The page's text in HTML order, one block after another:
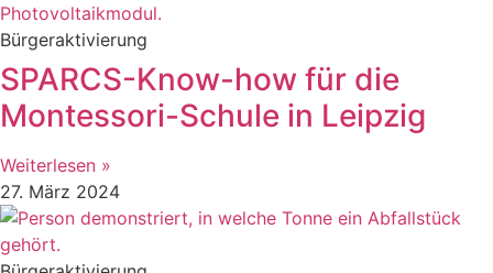
Bürgeraktivierung
SPARCS-Know-how für die
Montessori-Schule in Leipzig
Weiterlesen »
27. März 2024